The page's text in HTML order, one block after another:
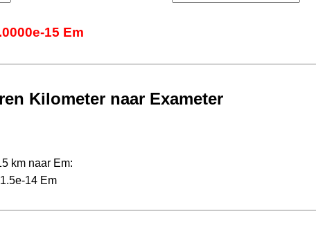
15 Em
Kilometer naar Exameter
km naar Em:
14 Em